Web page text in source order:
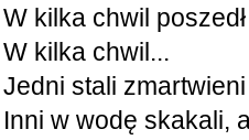
W kilka chwil
W kilka chwil...
Jedni stali
Inni w wodę skakali,